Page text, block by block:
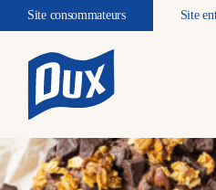
Site consommateurs Site